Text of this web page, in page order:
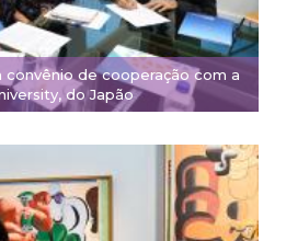
convênio de cooperação com a
do Japão